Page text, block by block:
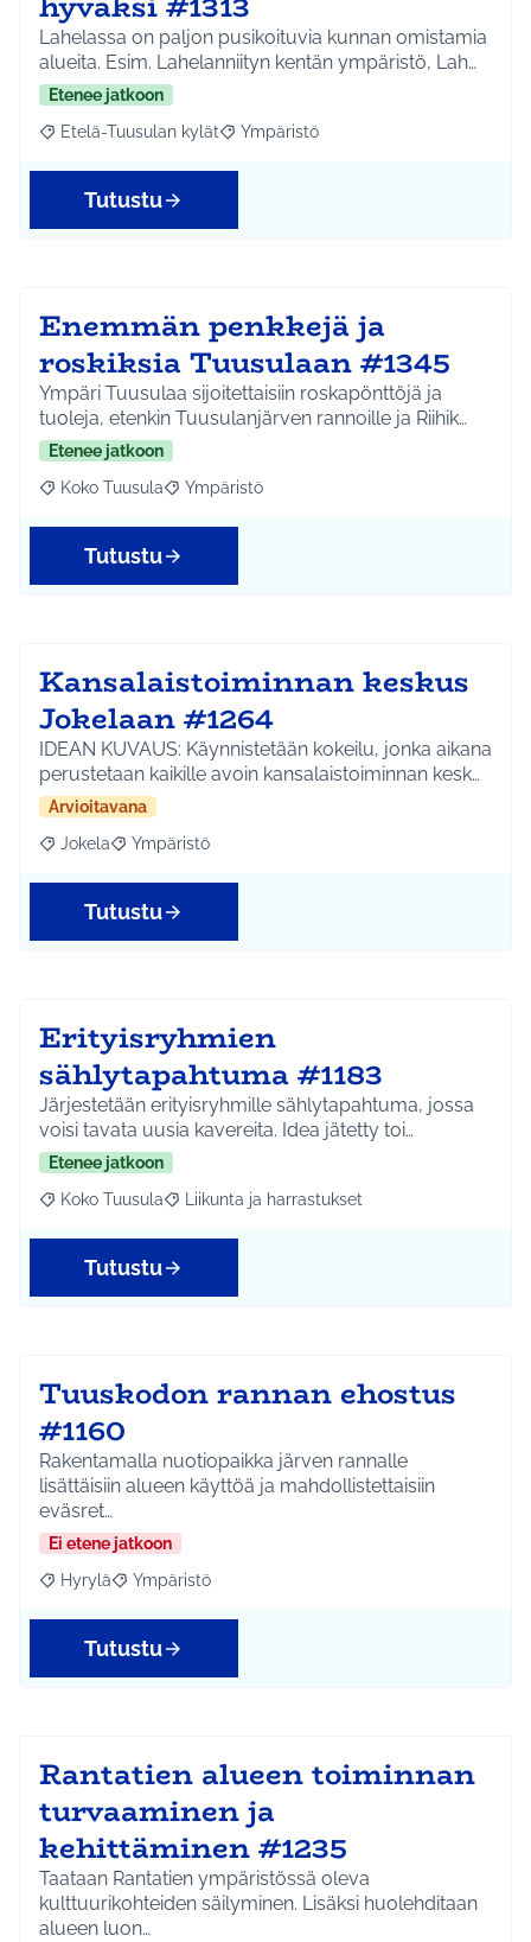
Lahelassa on paljon pusikoituvia kunnan omistamia
alueita. Esim. Lahelanniityn kentän ympäristö, Lah…
Etenee jatkoon
Rajaa tulokset aihepiirin mukaan: Etelä-Tuusulan kylät
Etelä-Tuusulan kylät Rajaa tulokset teeman mukaan:
Ympäristö
Tutustu
Enemmän penkkejä ja
roskiksia Tuusulaan #1345
Ympäri Tuusulaa sijoitettaisiin roskapönttöjä ja
tuoleja, etenkin Tuusulanjärven rannoille ja Riihik…
Etenee jatkoon
Rajaa tulokset aihepiirin mukaan: Koko Tuusula
Koko Tuusula Rajaa tulokset teeman mukaan: Ympäristö
Ympäristö
Tutustu
Kansalaistoiminnan keskus
Jokelaan #1264
IDEAN KUVAUS: Käynnistetään kokeilu, jonka aikana
perustetaan kaikille avoin kansalaistoiminnan kesk…
Arvioitavana
Rajaa tulokset aihepiirin mukaan: Jokela
Jokela Rajaa tulokset teeman mukaan: Ympäristö
Ympäristö
Tutustu
Erityisryhmien
sählytapahtuma #1183
Järjestetään erityisryhmille sählytapahtuma, jossa
voisi tavata uusia kavereita. Idea jätetty toi…
Etenee jatkoon
Rajaa tulokset aihepiirin mukaan: Koko Tuusula
Koko Tuusula Rajaa tulokset teeman mukaan: Liikunta ja
Liikunta ja harrastukset
Tutustu
Tuuskodon rannan ehostus
#1160
Rakentamalla nuotiopaikka järven rannalle
lisättäisiin alueen käyttöä ja mahdollistettaisiin
eväsret…
Ei etene jatkoon
Rajaa tulokset aihepiirin mukaan: Hyrylä
Hyrylä Rajaa tulokset teeman mukaan: Ympäristö
Ympäristö
Tutustu
Rantatien alueen toiminnan
turvaaminen ja
kehittäminen #1235
Taataan Rantatien ympäristössä oleva
kulttuurikohteiden säilyminen. Lisäksi huolehditaan
alueen luon…